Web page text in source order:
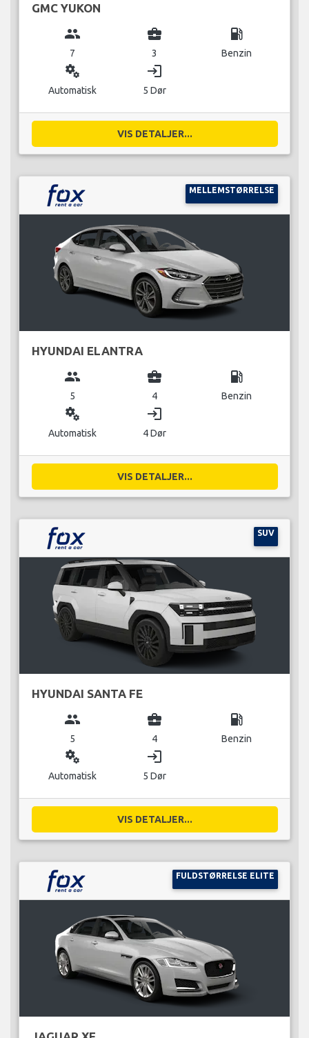
GMC YUKON
group
7
business_center
3
local_gas_station
Benzin
miscellaneous_services
Automatisk
login
5 Dør
VIS DETALJER...
MELLEMSTØRRELSE
HYUNDAI ELANTRA
group
5
business_center
4
local_gas_station
Benzin
miscellaneous_services
Automatisk
login
4 Dør
VIS DETALJER...
SUV
HYUNDAI SANTA FE
group
5
business_center
4
local_gas_station
Benzin
miscellaneous_services
Automatisk
login
5 Dør
VIS DETALJER...
FULDSTØRRELSE ELITE